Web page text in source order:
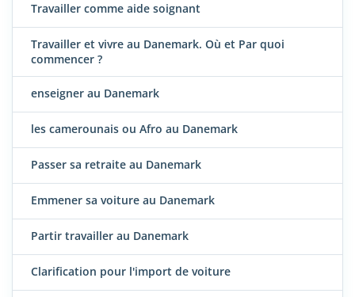
Travailler comme aide soignant
Travailler et vivre au Danemark. Où et Par quoi
commencer ?
enseigner au Danemark
les camerounais ou Afro au Danemark
Passer sa retraite au Danemark
Emmener sa voiture au Danemark
Partir travailler au Danemark
Clarification pour l'import de voiture